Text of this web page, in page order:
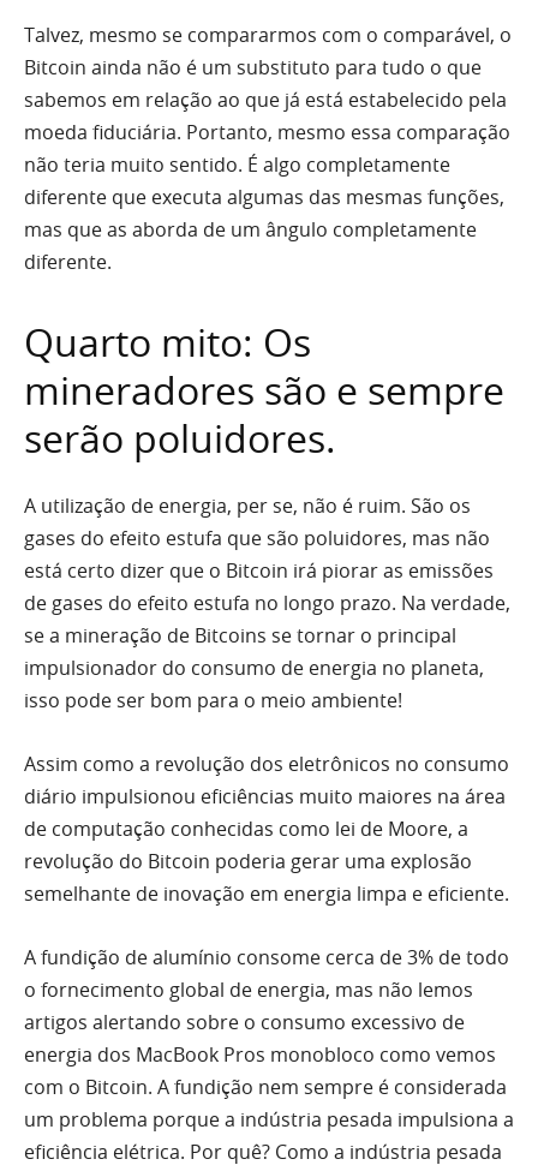
Talvez, mesmo se compararmos com o comparável, o
Bitcoin ainda não é um substituto para tudo o que
sabemos em relação ao que já está estabelecido pela
moeda fiduciária. Portanto, mesmo essa comparação
não teria muito sentido. É algo completamente
diferente que executa algumas das mesmas funções,
mas que as aborda de um ângulo completamente
diferente.
Quarto mito: Os
mineradores são e sempre
serão poluidores.
A utilização de energia, per se, não é ruim. São os
gases do efeito estufa que são poluidores, mas não
está certo dizer que o Bitcoin irá piorar as emissões
de gases do efeito estufa no longo prazo. Na verdade,
se a mineração de Bitcoins se tornar o principal
impulsionador do consumo de energia no planeta,
isso pode ser bom para o meio ambiente!
Assim como a revolução dos eletrônicos no consumo
diário impulsionou eficiências muito maiores na área
de computação conhecidas como lei de Moore, a
revolução do Bitcoin poderia gerar uma explosão
semelhante de inovação em energia limpa e eficiente.
A fundição de alumínio consome cerca de 3% de todo
o fornecimento global de energia, mas não lemos
artigos alertando sobre o consumo excessivo de
energia dos MacBook Pros monobloco como vemos
com o Bitcoin. A fundição nem sempre é considerada
um problema porque a indústria pesada impulsiona a
eficiência elétrica. Por quê? Como a indústria pesada